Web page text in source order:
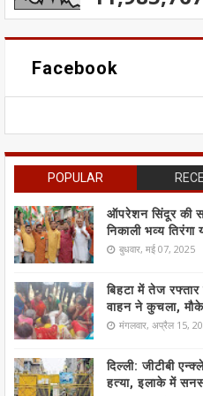
Facebook
POPULAR
ऑपरेशन सिंदूर की
निकाली भव्य तिरंगा
बुधवार, मई 07, 2025
बिहटा में तेज
वाहन ने कुचला, मौके
मंगलवार, अप्रैल 15,
दिल्ली: जीटीबी
हत्या, इलाके में